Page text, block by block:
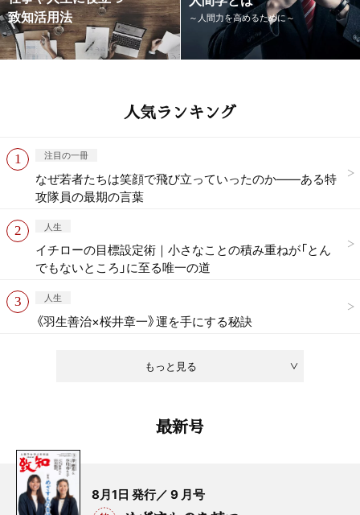
致知活用法
～人間力を高めるために～
人気ランキング
もっと見る
注目の一冊
なぜ若者たちは笑顔で飛び立っていったのか——ある特
攻隊員の最期の言葉
人生
イチローの目標設定術｜小さなことの積み重ねが「とん
でもないところ」に至る唯一の道
人生
《羽生善治×桜井章一》運を手にする秘訣
最新号
8月1日 発行／ 9 月号